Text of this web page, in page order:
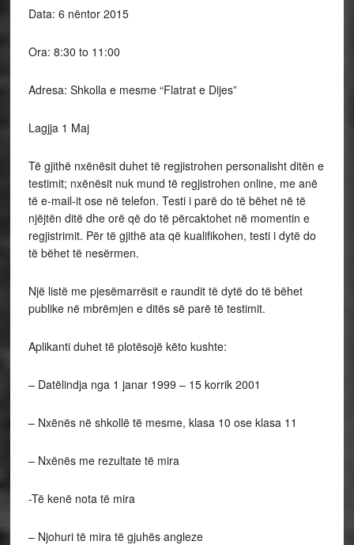
Data: 6 nëntor 2015
Ora: 8:30 to 11:00
Adresa: Shkolla e mesme “Flatrat e Dijes”
Lagjja 1 Maj
Të gjithë nxënësit duhet të regjistrohen personalisht ditën e
testimit; nxënësit nuk mund të regjistrohen online, me anë
të e-mail-it ose në telefon. Testi i parë do të bëhet në të
njëjtën ditë dhe orë që do të përcaktohet në momentin e
regjistrimit. Për të gjithë ata që kualifikohen, testi i dytë do
të bëhet të nesërmen.
Një listë me pjesëmarrësit e raundit të dytë do të bëhet
publike në mbrëmjen e ditës së parë të testimit.
Aplikanti duhet të plotësojë këto kushte:
– Datëlindja nga 1 janar 1999 – 15 korrik 2001
– Nxënës në shkollë të mesme, klasa 10 ose klasa 11
– Nxënës me rezultate të mira
-Të kenë nota të mira
– Njohuri të mira të gjuhës angleze